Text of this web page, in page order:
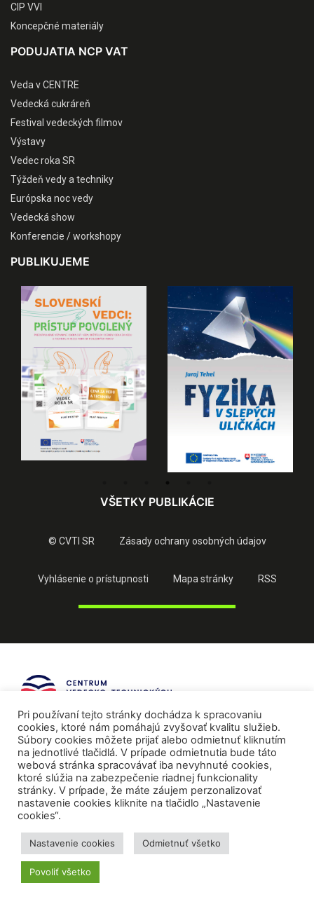
CIP VVI
Koncepčné materiály
PODUJATIA NCP VAT
Veda v CENTRE
Vedecká cukráreň
Festival vedeckých filmov
Výstavy
Vedec roka SR
Týždeň vedy a techniky
Európska noc vedy
Vedecká show
Konferencie / workshopy
PUBLIKUJEME
VŠETKY PUBLIKÁCIE
© CVTI SR Zásady ochrany osobných údajov
Vyhlásenie o prístupnosti Mapa stránky RSS
Mediálni partneri
Pri používaní tejto stránky dochádza k spracovaniu
cookies, ktoré nám pomáhajú zvyšovať kvalitu služieb.
Súbory cookies môžete prijať alebo odmietnuť kliknutím
na jednotlivé tlačidlá. V prípade odmietnutia bude táto
webová stránka spracovávať iba nevyhnuté cookies,
ktoré slúžia na zabezpečenie riadnej funkcionality
stránky. V prípade, že máte záujem perzonalizovať
nastavenie cookies kliknite na tlačidlo „Nastavenie
cookies“.
Nastavenie cookies Odmietnuť všetko
Povoliť všetko